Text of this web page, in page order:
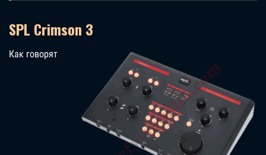
SPL Crimson 3
Как говорят